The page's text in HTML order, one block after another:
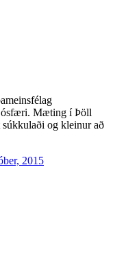
Mæting í Þöll
og kleinur að
2015